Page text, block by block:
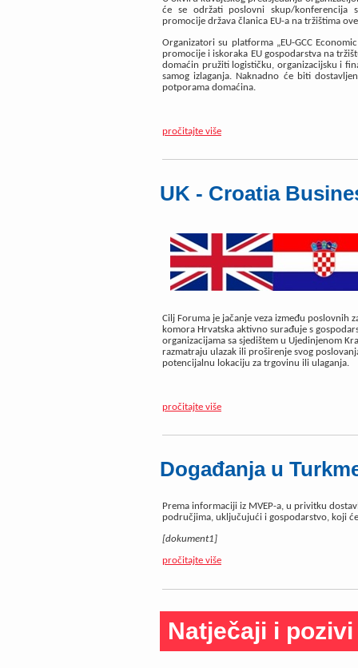
će se održati poslovni skup/konferencija
promocije država članica EU-a na tržištima
Organizatori su platforma „EU-GCC
promocije i iskoraka EU gospodarstva na
domaćin pružiti logističku, organizacijsku i
samog izlaganja. Naknadno će biti
potporama domaćina.
pročitajte više
UK - Croatia
Cilj Foruma je jačanje veza između poslovnih
komora Hrvatska aktivno surađuje s
organizacijama sa sjedištem u Ujedinjenom
razmatraju ulazak ili proširenje svog
potencijalnu lokaciju za trgovinu ili ulaganja.
pročitajte više
Događanja u
Prema informaciji iz MVEP-a, u privitku
područjima, uključujući i gospodarstvo, koji
[dokument1]
pročitajte više
Natječaji i pozivi